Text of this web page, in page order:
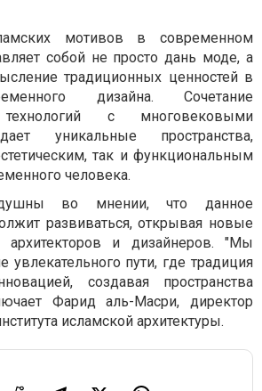
мотивов в современном
собой не просто дань моде, а
традиционных ценностей в
дизайна. Сочетание
технологий с многовековыми
уникальные пространства,
так и функциональным
человека.
во мнении, что данное
развиваться, открывая новые
архитекторов и дизайнеров. "Мы
увлекательного пути, где традиция
создавая пространства
Фарид аль-Масри, директор
исламской архитектуры.